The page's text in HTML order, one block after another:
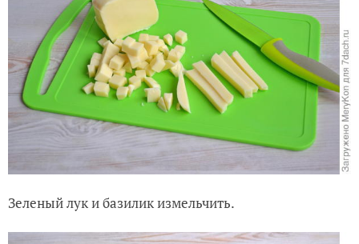
Зеленый лук и базилик измельчить.